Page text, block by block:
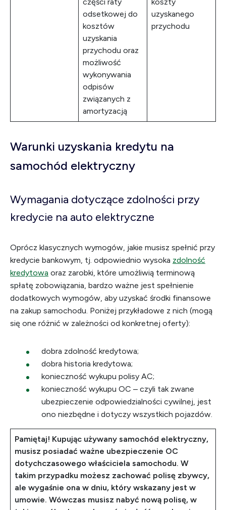
odsetkowej do
kosztów
uzyskania
przychodu oraz
możliwość
wykonywania
odpisów
związanych z
amortyzacją
uzyskanego
przychodu
Warunki uzyskania kredytu na
samochód elektryczny
Wymagania dotyczące zdolności przy
kredycie na auto elektryczne
Oprócz klasycznych wymogów, jakie musisz spełnić przy
kredycie bankowym, tj. odpowiednio wysoka zdolność
kredytowa oraz zarobki, które umożliwią terminową
spłatę zobowiązania, bardzo ważne jest spełnienie
dodatkowych wymogów, aby uzyskać środki finansowe
na zakup samochodu. Poniżej przykładowe z nich (mogą
się one różnić w zależności od konkretnej oferty):
dobra zdolność kredytowa;
dobra historia kredytowa;
konieczność wykupu polisy AC;
konieczność wykupu OC – czyli tak zwane
ubezpieczenie odpowiedzialności cywilnej, jest
ono niezbędne i dotyczy wszystkich pojazdów.
Pamiętaj! Kupując używany samochód elektryczny,
musisz posiadać ważne ubezpieczenie OC
dotychczasowego właściciela samochodu. W
takim przypadku możesz zachować polisę zbywcy,
ale wygaśnie ona w dniu, który wskazany jest w
umowie. Wówczas musisz nabyć nową polisę, w